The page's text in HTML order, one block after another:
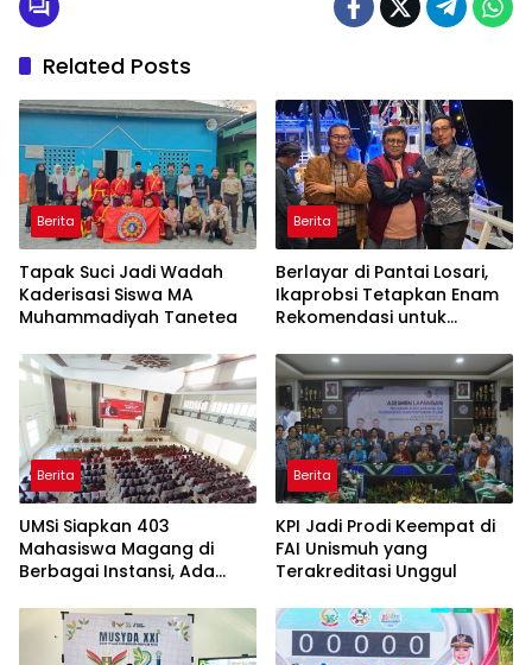
Related Posts
Berita
Tapak Suci Jadi Wadah
Kaderisasi Siswa MA
Muhammadiyah Tanetea
Berita
Berlayar di Pantai Losari,
Ikaprobsi Tetapkan Enam
Rekomendasi untuk
Berita
UMSi Siapkan 403
Mahasiswa Magang di
Berbagai Instansi, Ada
Taiwan
Berita
KPI Jadi Prodi Keempat di
FAI Unismuh yang
Terakreditasi Unggul